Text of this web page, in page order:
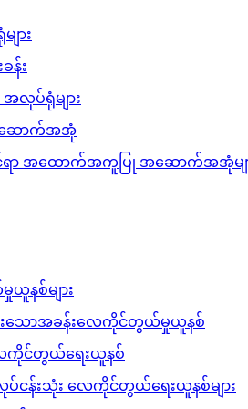
ျား
န်း
အလုပ်ရုံများ
ဆောက်အအုံ
ရာ အထောက်အကူပြု အဆောက်အအုံမျ
နစ်များ
သောအခန်းလေကိုင်တွယ်မှုယူနစ်
ကိုင်တွယ်ရေးယူနစ်
ငန်းသုံး လေကိုင်တွယ်ရေးယူနစ်များ